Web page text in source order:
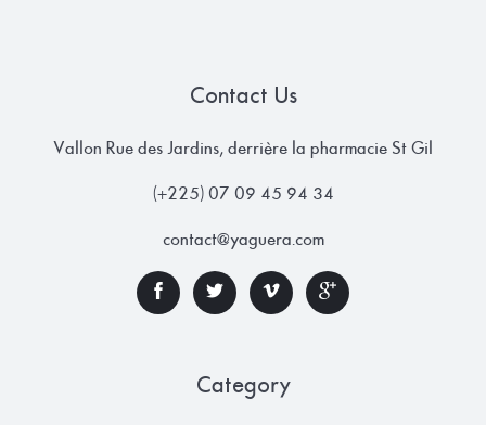
Contact Us
Vallon Rue des Jardins, derrière la pharmacie St Gil
(+225) 07 09 45 94 34
contact@yaguera.com
Category